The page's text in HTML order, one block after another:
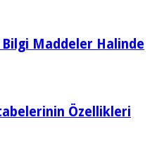
Maddeler Halinde
Özellikleri